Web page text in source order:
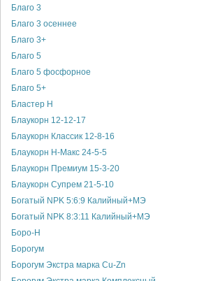
Благо 3
Благо 3 осеннее
Благо 3+
Благо 5
Благо 5 фосфорное
Благо 5+
Бластер H
Блаукорн 12-12-17
Блаукорн Классик 12-8-16
Блаукорн Н-Макс 24-5-5
Блаукорн Премиум 15-3-20
Блаукорн Супрем 21-5-10
Богатый NPK 5:6:9 Калийный+МЭ
Богатый NPK 8:3:11 Калийный+МЭ
Боро-Н
Борогум
Борогум Экстра марка Cu-Zn